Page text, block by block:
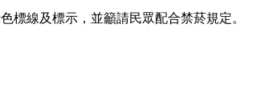
標線及標示，並籲請民眾配合禁菸規定。